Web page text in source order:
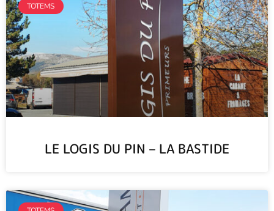
TOTEMS
LE LOGIS DU PIN – LA BASTIDE